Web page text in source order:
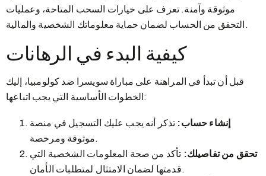
موثوقة وآمنة. تعرف على خيارات السحب المتاحة، وعمليات
التحقق من الحساب لضمان حماية معلوماتك الشخصية والمالية.
كيفية البدء في الرهانات
قبل أن تبدأ في المراهنة على مباراة سويسرا ضد كولومبيا، إليك
الخطوات الأساسية التي يجب اتباعها:
إنشاء حساب: تذكر أنه يجب عليك التسجيل في منصة
موثوقة ومرخصة.
تحقق من تفاصيلك: تأكد من صحة المعلومات الشخصية التي
قدمتها لضمان الامتثال لمتطلبات الأمان.